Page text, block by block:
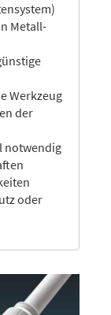
Metall-
Werkzeug
der
notwendig
oder